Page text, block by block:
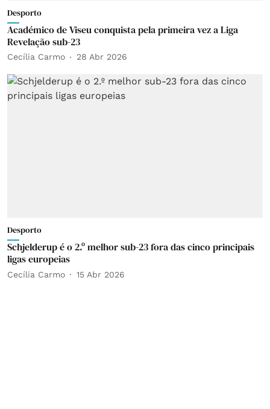
Desporto
Académico de Viseu conquista pela primeira vez a Liga
Revelação sub-23
Cecília Carmo 28 Abr 2026
Desporto
Schjelderup é o 2.º melhor sub-23 fora das cinco principais
ligas europeias
Cecília Carmo 15 Abr 2026